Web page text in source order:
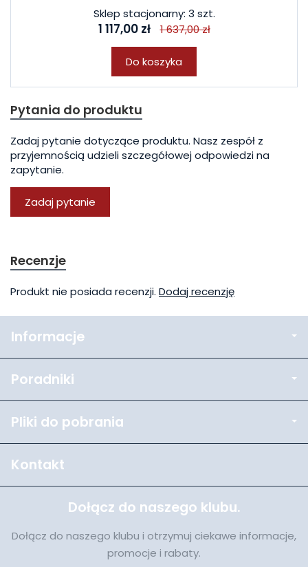
Sklep stacjonarny: 3 szt.
1 117,00 zł 1 637,00 zł
Do koszyka
Pytania do produktu
Zadaj pytanie dotyczące produktu. Nasz zespół z
przyjemnością udzieli szczegółowej odpowiedzi na
zapytanie.
Zadaj pytanie
Recenzje
Produkt nie posiada recenzji. Dodaj recenzję
Informacje
Poradniki
Pliki do pobrania
Kontakt
Dołącz do naszego klubu.
Dołącz do naszego klubu i otrzymuj ciekawe informacje,
promocje i rabaty.